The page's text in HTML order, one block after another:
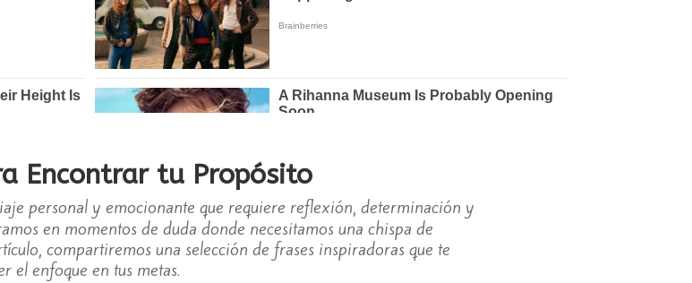
Encontrar tu Propósito
personal y emocionante que requiere reflexión, determinación y
en momentos de duda donde necesitamos una chispa de
compartiremos una selección de frases inspiradoras que te
el enfoque en tus metas.